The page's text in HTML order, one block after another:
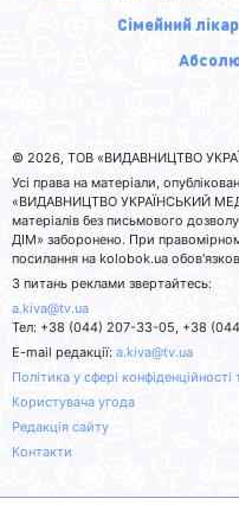
Сімейний лікар
© 2026, ТОВ «ВИДАВНИЦТВО
Усі права на матеріали,
«ВИДАВНИЦТВО УКРАЇНСЬКИЙ
матеріалів без письмового
ДІМ» заборонено. При
посилання на kolobok.ua
З питань реклами звертайтесь:
a.kiva@tv.ua
Тел: +38 (044) 207-33-05, +38
E-mail редакції: a.kiva@tv.ua
Політика у сфері
Користувача угода
Редакція сайту
Контакти